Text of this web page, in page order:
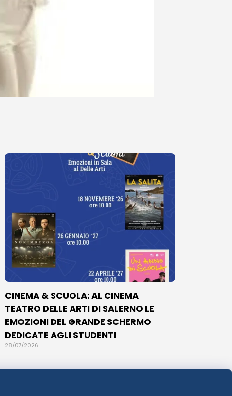
CINEMA & SCUOLA: AL CINEMA
TEATRO DELLE ARTI DI SALERNO LE
EMOZIONI DEL GRANDE SCHERMO
DEDICATE AGLI STUDENTI
28/07/2026